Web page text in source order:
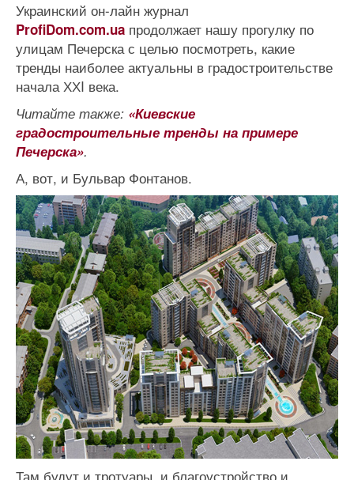
Украинский он-лайн журнал
ProfiDom.com.ua продолжает нашу прогулку по
улицам Печерска с целью посмотреть, какие
тренды наиболее актуальны в градостроительстве
начала ХХI века.
Читайте также: «Киевские
градостроительные тренды на примере
Печерска».
А, вот, и Бульвар Фонтанов.
Там будут и тротуары, и благоустройство и